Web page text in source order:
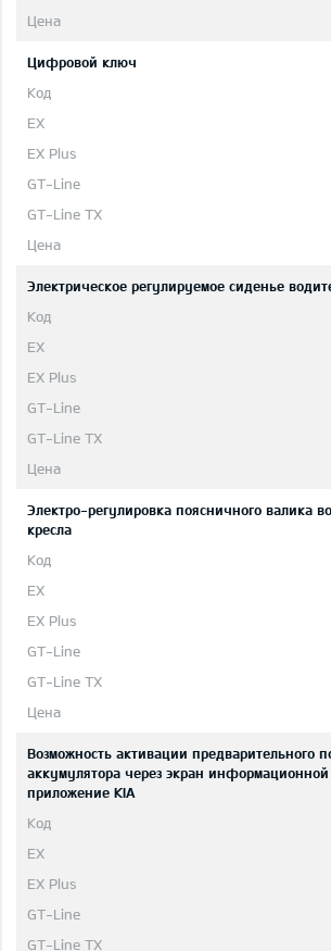
Цифровой ключ
Электрическое регулируемое сиденье
Электро-регулировка поясничного валика
кресла
Возможность активации предварительного
аккумулятора через экран
приложение KIA